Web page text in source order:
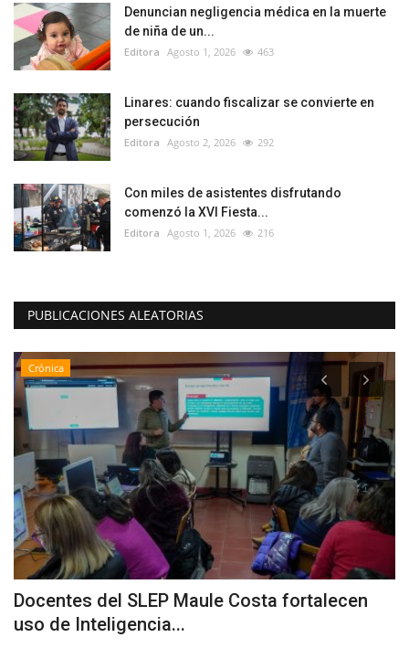
Denuncian negligencia médica en la muerte
de niña de un...
Editora Agosto 1, 2026 463
Linares: cuando fiscalizar se convierte en
persecución
Editora Agosto 2, 2026 292
Con miles de asistentes disfrutando
comenzó la XVI Fiesta...
Editora Agosto 1, 2026 216
PUBLICACIONES ALEATORIAS
Crónica
Docentes del SLEP Maule Costa fortalecen
uso de Inteligencia...